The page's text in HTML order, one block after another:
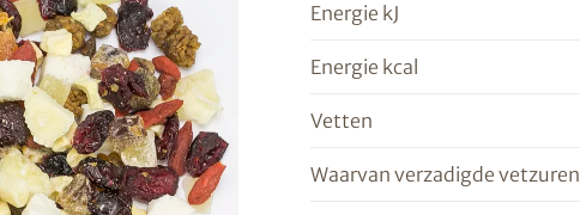
Energie kJ
Energie kcal
Vetten
Waarvan verzadigde vetzuren